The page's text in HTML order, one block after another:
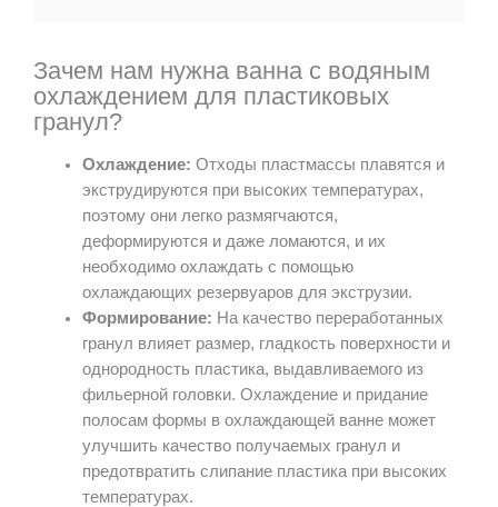
Зачем нам нужна ванна с водяным
охлаждением для пластиковых
гранул?
Охлаждение: Отходы пластмассы плавятся и
экструдируются при высоких температурах,
поэтому они легко размягчаются,
деформируются и даже ломаются, и их
необходимо охлаждать с помощью
охлаждающих резервуаров для экструзии.
Формирование: На качество переработанных
гранул влияет размер, гладкость поверхности и
однородность пластика, выдавливаемого из
фильерной головки. Охлаждение и придание
полосам формы в охлаждающей ванне может
улучшить качество получаемых гранул и
предотвратить слипание пластика при высоких
температурах.